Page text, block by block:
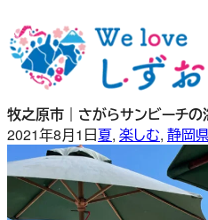
容
を
ッ
プ
牧之原市｜さがらサンビーチの
2021年8月1日夏, 楽しむ, 静岡